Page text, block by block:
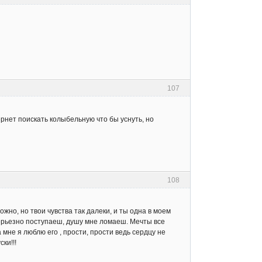
107
поискать колыбельную что бы уснуть, но
108
но твои чувства так далеки, и ты одна в моем
поступаеш, душу мне ломаеш. Мечты все
я люблю его , прости, прости ведь сердцу не